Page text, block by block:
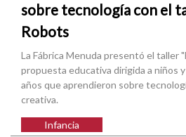
sobre tecnología con el
Robots
La Fábrica Menuda presentó el taller
propuesta educativa dirigida a niños
años que aprendieron sobre
creativa.
Infancia